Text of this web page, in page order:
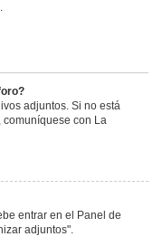
adjuntos. Si no está
comuníquese con La
entrar en el Panel de
adjuntos".